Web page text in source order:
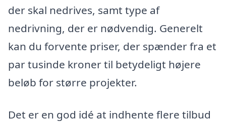
der skal nedrives, samt type af
nedrivning, der er nødvendig. Generelt
kan du forvente priser, der spænder fra et
par tusinde kroner til betydeligt højere
beløb for større projekter.
Det er en god idé at indhente flere tilbud